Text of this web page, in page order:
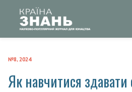
№8, 2024
Як навчитися здавати